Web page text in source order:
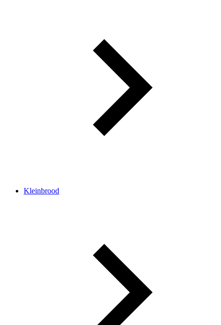
Kleinbrood